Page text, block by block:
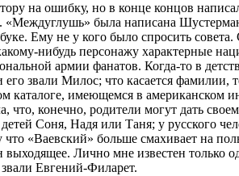
на ошибку, но в конце концов
«Междуглушь» была написана
Ему не у кого было спросить совета.
нибудь персонажу характерные
армии фанатов. Когда-то в
его звали Милос; что касается фамилии,
каталоге, имеющемся в американском
что, конечно, родители могут дать
Соня, Надя или Таня; у русского
«Ваевский» больше смахивает на
выходящее. Лично мне известен только
Евгений-Филарет.